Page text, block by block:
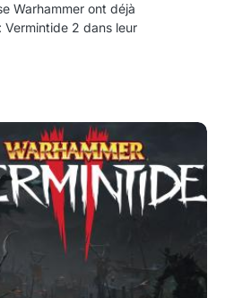
Warhammer ont déjà
Vermintide 2 dans leur